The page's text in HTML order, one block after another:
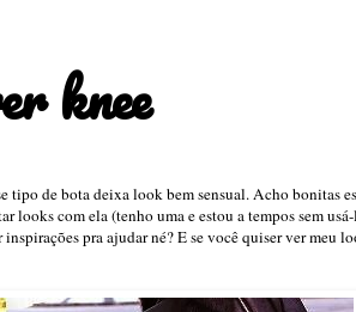
knee
tipo de bota deixa look bem sensual. Acho bonitas
looks com ela (tenho uma e estou a tempos sem
pra ajudar né? E se você quiser ver meu